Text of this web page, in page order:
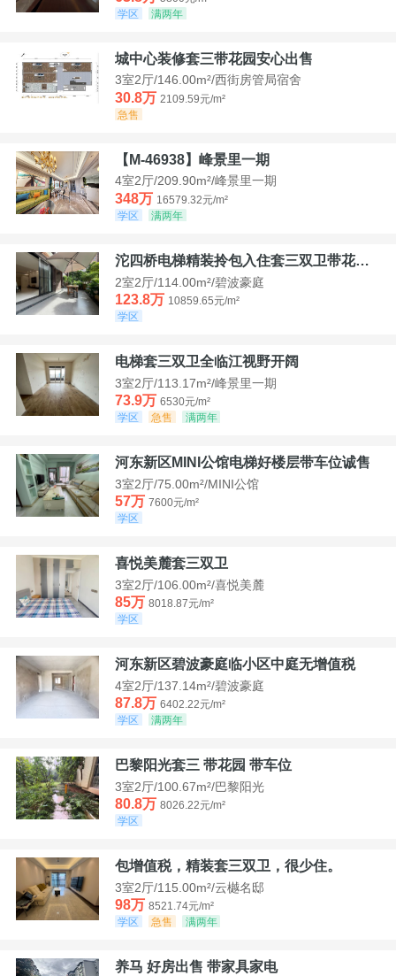
学区
满两年
城中心装修套三带花园安心出售
3室2厅/146.00m²/西街房管局宿舍
30.8万 2109.59元/m²
急售
【M-46938】峰景里一期
4室2厅/209.90m²/峰景里一期
348万 16579.32元/m²
学区
满两年
沱四桥电梯精装拎包入住套三双卫带花园40平米带车位
2室2厅/114.00m²/碧波豪庭
123.8万 10859.65元/m²
学区
电梯套三双卫全临江视野开阔
3室2厅/113.17m²/峰景里一期
73.9万 6530元/m²
学区
急售 满两年
河东新区MINI公馆电梯好楼层带车位诚售
3室2厅/75.00m²/MINI公馆
57万 7600元/m²
学区
喜悦美麓套三双卫
3室2厅/106.00m²/喜悦美麓
85万 8018.87元/m²
学区
河东新区碧波豪庭临小区中庭无增值税
4室2厅/137.14m²/碧波豪庭
87.8万 6402.22元/m²
学区
满两年
巴黎阳光套三 带花园 带车位
3室2厅/100.67m²/巴黎阳光
80.8万 8026.22元/m²
学区
包增值税，精装套三双卫，很少住。
3室2厅/115.00m²/云樾名邸
98万 8521.74元/m²
学区
急售 满两年
养马 好房出售 带家具家电